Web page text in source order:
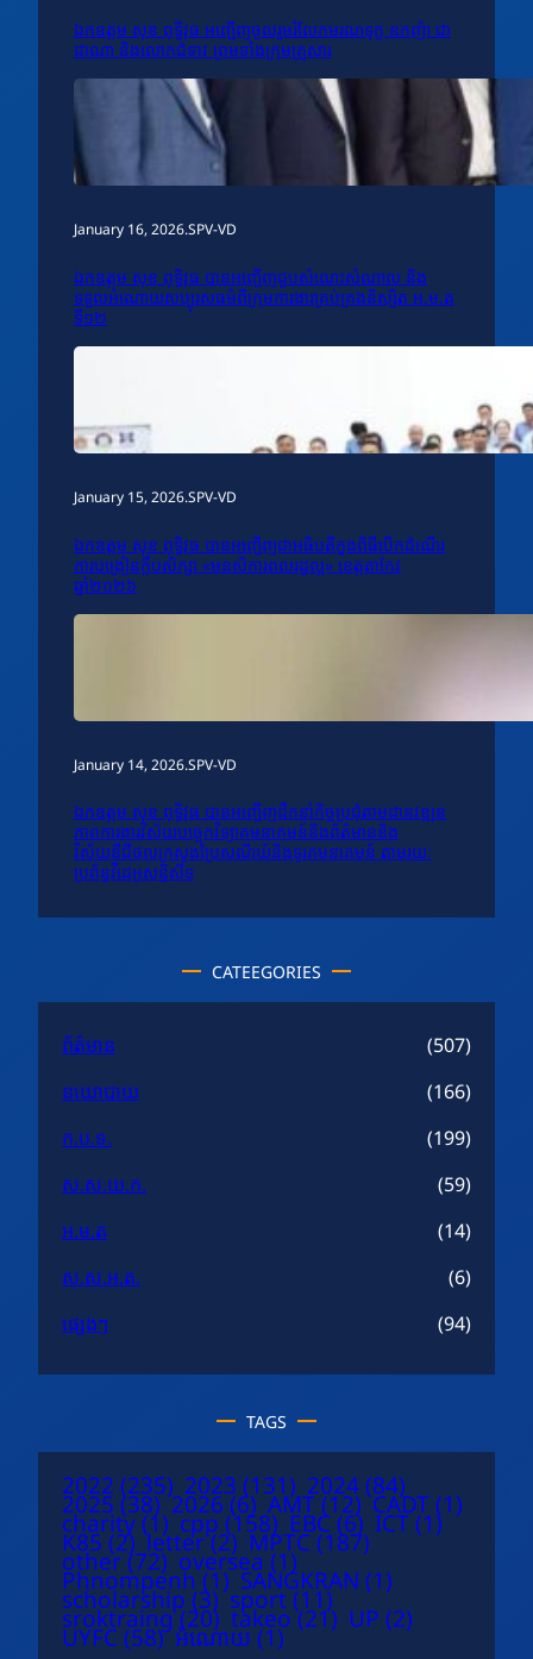
ឯកឧត្តម សុខ ពុទ្ធិវុធ អញ្ជើញចូលរួមរំលែកមរណទុក្ខ ឧកញ៉ា ជា
ដាណា និងលោកជំទាវ ព្រមទាំងក្រុមគ្រួសារ
January 16, 2026.SPV-VD
ឯកឧត្តម សុខ ពុទ្ធិវុធ បានអញ្ជើញជួបសំណេះសំណាល និង
ទទួលអំណោយសប្បុរសធម៌ពីក្រុមការងារគ្រប់គ្រងនិស្សិត អ.ម.ត
ទី១២
January 15, 2026.SPV-VD
ឯកឧត្តម សុខ ពុទ្ធិវុធ បានអញ្ជើញជាអធិបតីក្នុងពិធីបើកដំណើរ
ការបង្រៀនក្លឹបសិក្សា «មនសិការពលរដ្ឋល្អ» ខេត្តតាកែវ
ឆ្នាំ២០២៦
January 14, 2026.SPV-VD
ឯកឧត្តម សុខ ពុទ្ធិវុធ បានអញ្ជើញដឹកនាំកិច្ចប្រជុំតាមដានវឌ្ឍន
ភាពការងារវិស័យបច្ចេកវិទ្យាគមនាគមន៍និងព័ត៌មាននិង
វិស័យឌីជីថលក្រសួងប្រៃសណីយ៍និងទូរគមនាគមន៍ តាមរយៈ
ប្រព័ន្ធវីដេអូសន្និសីទ
CATEEGORIES
ព័ត៌មាន
(507)
នយោបាយ
(166)
ក.ប.ទ.
(199)
ស.ស.យ.ក.
(59)
អ.ម.ត
(14)
ស.ស.អ.ត.
(6)
ផ្សេងៗ
(94)
TAGS
2022 (235) 2023 (131) 2024 (84)
2025 (38) 2026 (6) AMT (12) CADT (1)
charity (1) cpp (158) EBC (6) ICT (1)
K85 (2) letter (2) MPTC (187)
other (72) oversea (1)
Phnompenh (1) SANGKRAN (1)
scholarship (3) sport (11)
sroktraing (20) takeo (21) UP (2)
UYFC (58) អំណោយ (1)